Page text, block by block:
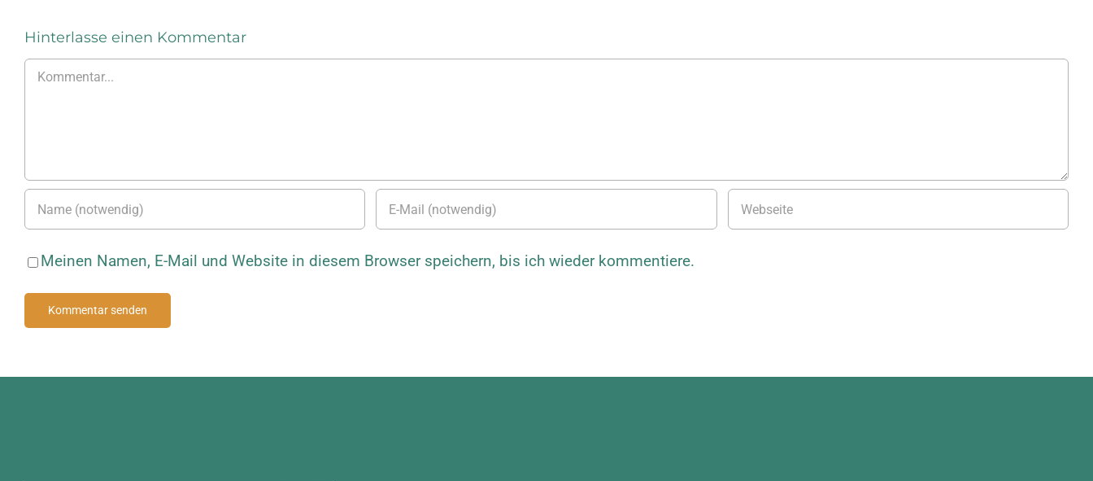
Hinterlasse einen Kommentar
Kommentar
Meinen Namen, E-Mail und Website in diesem Browser speichern, bis ich wieder kommentiere.